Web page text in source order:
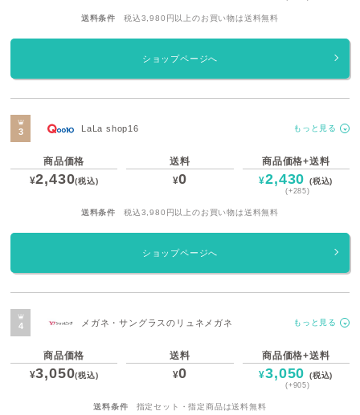
送料条件 税込3,980円以上のお買い物は送料無料
ショップページへ
LaLa shop16
商品価格+送料
¥2,430 (税込)
(+285)
商品価格
¥2,430(税込)
送料
¥0
送料条件 税込3,980円以上のお買い物は送料無料
もっと見る
ショップページへ
メガネ・サングラスのリュネメガネ
商品価格+送料
¥3,050 (税込)
(+905)
商品価格
¥3,050(税込)
送料
¥0
送料条件 指定セット・指定商品は送料無料
もっと見る